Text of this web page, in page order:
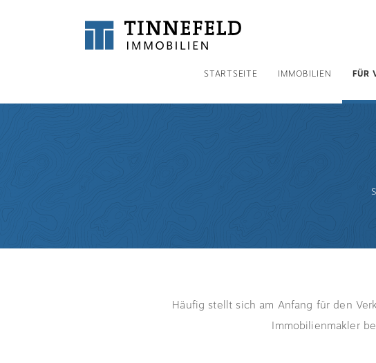
STARTSEITE IMMOBILIEN FÜR
Häufig stellt sich am Anfang für den
Immobilienmakler